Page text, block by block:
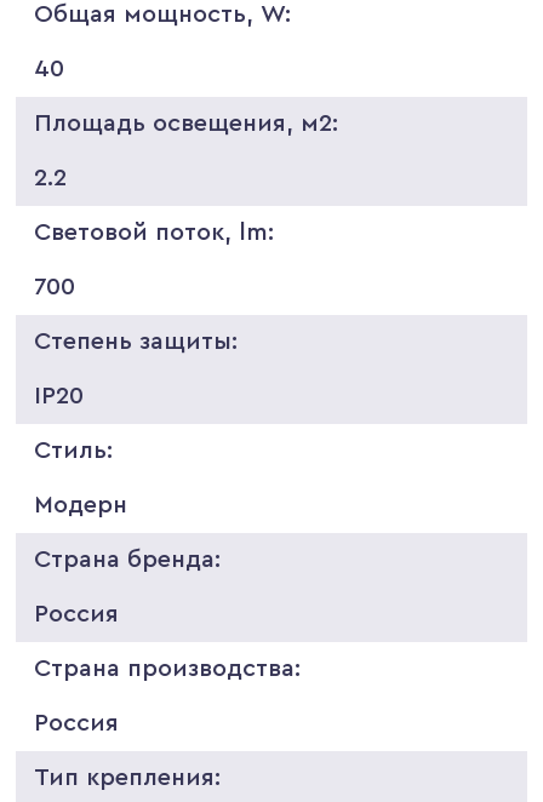
Общая мощность, W:
40
Площадь освещения, м2:
2.2
Световой поток, lm:
700
Степень защиты:
IP20
Стиль:
Модерн
Страна бренда:
Россия
Страна производства:
Россия
Тип крепления: